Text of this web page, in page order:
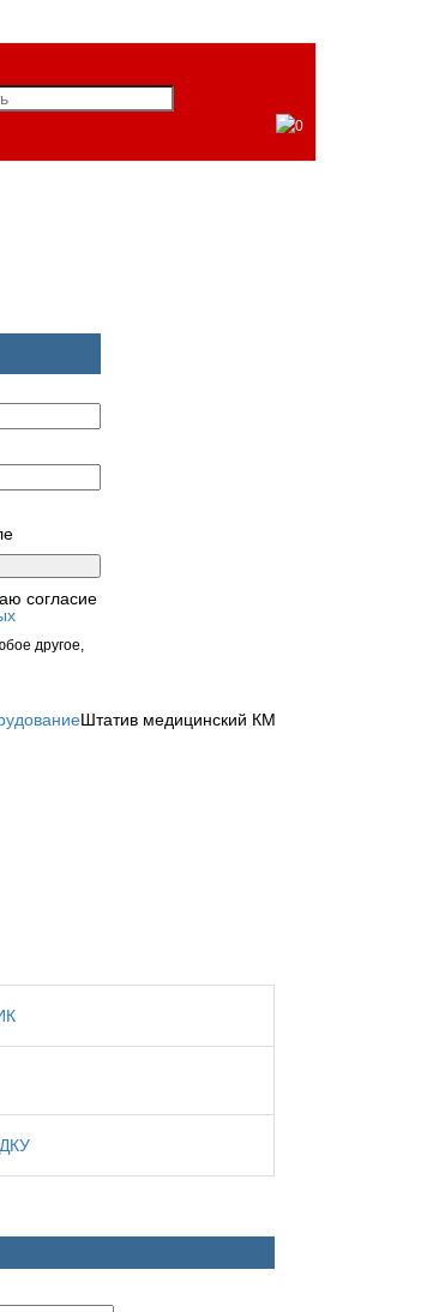
0
согласие
другое,
Штатив медицинский КМ